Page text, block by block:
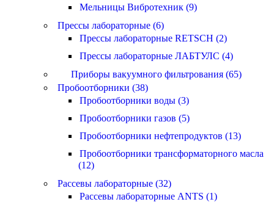
Мельницы Вибротехник (9)
Прессы лабораторные (6)
Прессы лабораторные RETSCH (2)
Прессы лабораторные ЛАБТУЛС (4)
Приборы вакуумного фильтрования (65)
Пробоотборники (38)
Пробоотборники воды (3)
Пробоотборники газов (5)
Пробоотборники нефтепродуктов (13)
Пробоотборники трансформаторного масла
(12)
Рассевы лабораторные (32)
Рассевы лабораторные ANTS (1)